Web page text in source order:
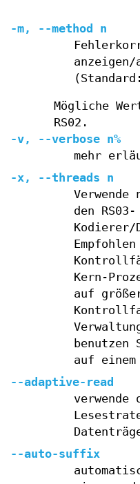
-m, --method n
anzeigen/
Mögliche
RS02.
-v, --verbose n%
mehr
-x, --threads n
den RS03-
Kodierer/
Kern-
auf
auf einem
--adaptive-read
--auto-suffix